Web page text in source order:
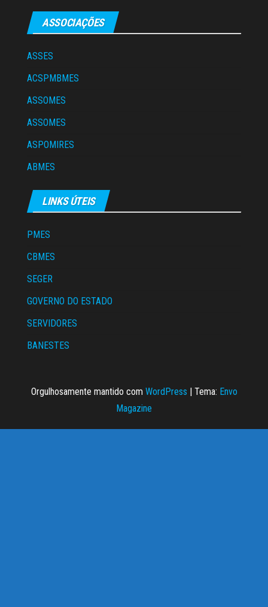
ASSOCIAÇÕES
ASSES
ACSPMBMES
ASSOMES
ASSOMES
ASPOMIRES
ABMES
LINKS ÚTEIS
PMES
CBMES
SEGER
GOVERNO DO ESTADO
SERVIDORES
BANESTES
Orgulhosamente mantido com WordPress | Tema: Envo
Magazine